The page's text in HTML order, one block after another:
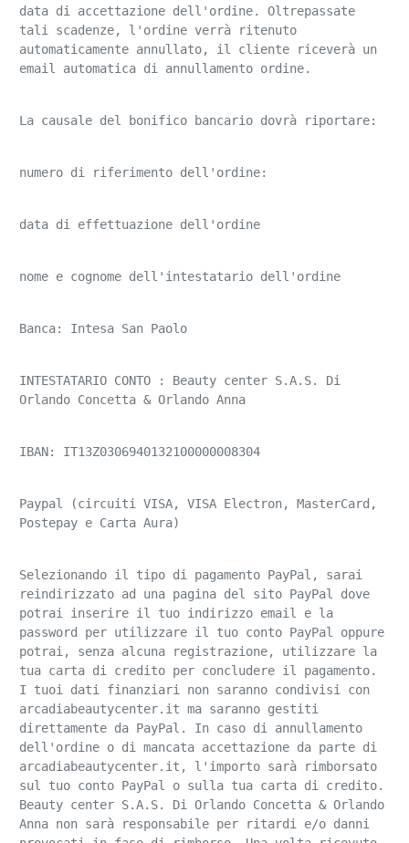
data di accettazione dell'ordine. Oltrepassate
tali scadenze, l'ordine verrà ritenuto
automaticamente annullato, il cliente riceverà un
email automatica di annullamento ordine.
La causale del bonifico bancario dovrà riportare:
numero di riferimento dell'ordine:
data di effettuazione dell'ordine
nome e cognome dell'intestatario dell'ordine
Banca: Intesa San Paolo
INTESTATARIO CONTO : Beauty center S.A.S. Di
Orlando Concetta & Orlando Anna
IBAN: IT13Z0306940132100000008304
Paypal (circuiti VISA, VISA Electron, MasterCard,
Postepay e Carta Aura)
Selezionando il tipo di pagamento PayPal, sarai
reindirizzato ad una pagina del sito PayPal dove
potrai inserire il tuo indirizzo email e la
password per utilizzare il tuo conto PayPal oppure
potrai, senza alcuna registrazione, utilizzare la
tua carta di credito per concludere il pagamento.
I tuoi dati finanziari non saranno condivisi con
arcadiabeautycenter.it ma saranno gestiti
direttamente da PayPal. In caso di annullamento
dell'ordine o di mancata accettazione da parte di
arcadiabeautycenter.it, l'importo sarà rimborsato
sul tuo conto PayPal o sulla tua carta di credito.
Beauty center S.A.S. Di Orlando Concetta & Orlando
Anna non sarà responsabile per ritardi e/o danni